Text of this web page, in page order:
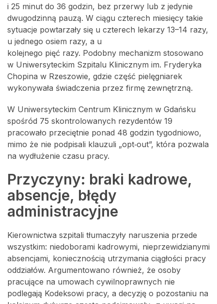
i 25 minut do 36 godzin, bez przerwy lub z jedynie
dwugodzinną pauzą. W ciągu czterech miesięcy takie
sytuacje powtarzały się u czterech lekarzy 13–14 razy,
u jednego osiem razy, a u
kolejnego pięć razy. Podobny mechanizm stosowano
w Uniwersyteckim Szpitalu Klinicznym im. Fryderyka
Chopina w Rzeszowie, gdzie część pielęgniarek
wykonywała świadczenia przez firmę zewnętrzną.
W Uniwersyteckim Centrum Klinicznym w Gdańsku
spośród 75 skontrolowanych rezydentów 19
pracowało przeciętnie ponad 48 godzin tygodniowo,
mimo że nie podpisali klauzuli „opt‑out”, która pozwala
na wydłużenie czasu pracy.
Przyczyny: braki kadrowe,
absencje, błędy
administracyjne
Kierownictwa szpitali tłumaczyły naruszenia przede
wszystkim: niedoborami kadrowymi, nieprzewidzianymi
absencjami, koniecznością utrzymania ciągłości pracy
oddziałów. Argumentowano również, że osoby
pracujące na umowach cywilnoprawnych nie
podlegają Kodeksowi pracy, a decyzję o pozostaniu na